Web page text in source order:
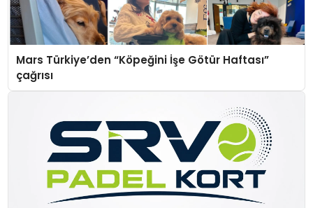
Mars Türkiye’den “Köpeğini İşe Götür Haftası”
çağrısı